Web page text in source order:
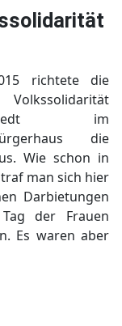
richtete die
im
die
Wie schon in
man sich hier
Darbietungen
der Frauen
Es waren aber